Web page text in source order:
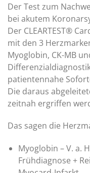
Der Test zum
bei akutem
Der CLEARTEST®
mit den 3
Myoglobin, CK-MB
patientennahe
Die daraus
zeitnah ergriffen
Das sagen die
Myoglobin – V. a.
Frühdiagnose +